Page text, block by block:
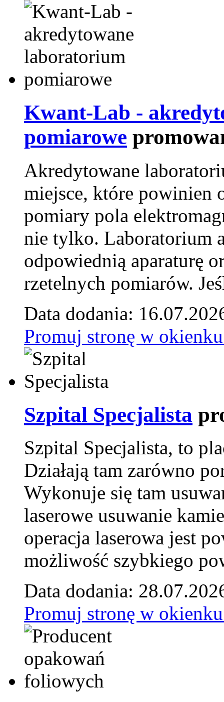
Kwant-Lab -
pomiarowe
Akredytowane
miejsce, które powinien
pomiary pola
nie tylko. Laboratorium
odpowiednią aparaturę
rzetelnych pomiarów.
Data dodania:
Promuj stronę w
Szpital Specjalista
Szpital Specjalista, to
Działają tam zarówno
Wykonuje się tam
laserowe usuwanie
operacja laserowa jest
możliwość szybkiego
Data dodania:
Promuj stronę w